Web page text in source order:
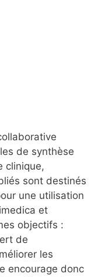
de synthèse
clinique,
sont destinés
une utilisation
et
objectifs :
de
les
encourage donc